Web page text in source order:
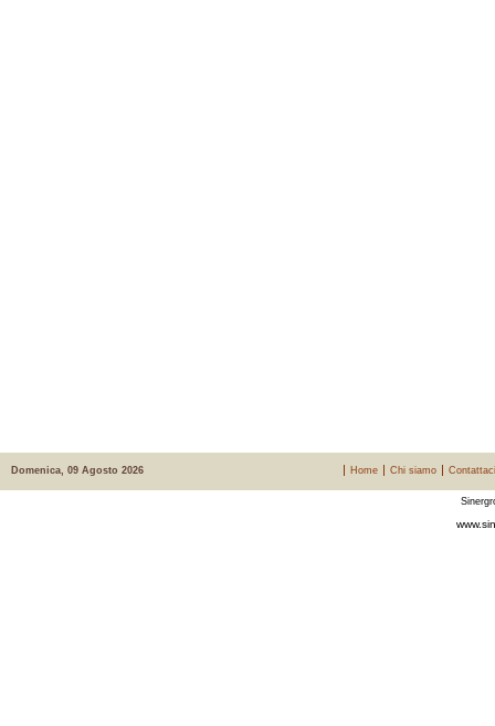
Domenica, 09 Agosto 2026 Home Chi siamo Contattaci